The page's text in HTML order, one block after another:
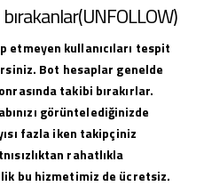
kullanıcıları tespit
Bot hesaplar genelde
takibi bırakırlar.
görüntelediğinizde
fazla iken takipçiniz
rahatlıkla
bu hizmetimiz de ücretsiz.